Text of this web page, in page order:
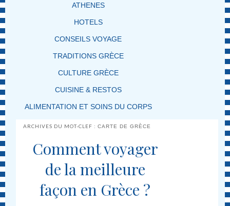
ATHENES
HOTELS
CONSEILS VOYAGE
TRADITIONS GRÈCE
CULTURE GRÈCE
CUISINE & RESTOS
ALIMENTATION ET SOINS DU CORPS
ARCHIVES DU MOT-CLEF :CARTE DE GRÈCE
Comment voyager
de la meilleure
façon en Grèce ?